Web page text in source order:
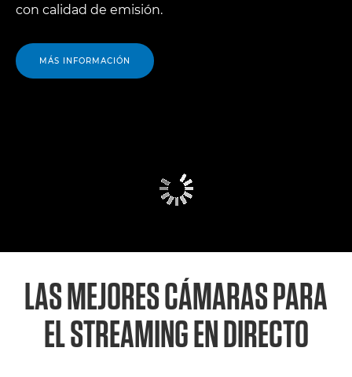
con calidad de emisión.
MÁS INFORMACIÓN
LAS MEJORES CÁMARAS PARA
ELSTREAMING EN DIRECTO